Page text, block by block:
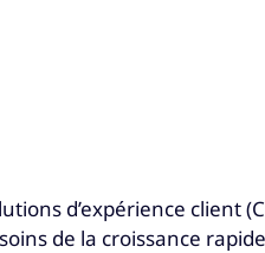
d’expérience client
de la croissance